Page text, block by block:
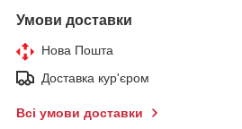
Умови доставки
Нова Пошта
Доставка кур'єром
Всі умови доставки